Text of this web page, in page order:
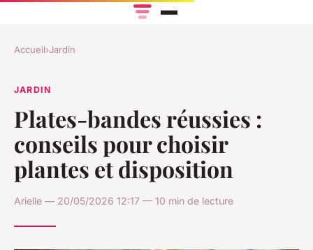
Accueil›Jardin
JARDIN
Plates-bandes réussies :
conseils pour choisir
plantes et disposition
Arielle — 20/05/2026 12:17 — 10 min de lecture